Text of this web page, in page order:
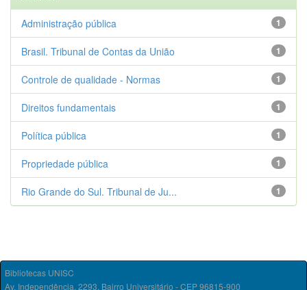
1
Administração pública
1
Brasil. Tribunal de Contas da União
1
Controle de qualidade - Normas
1
Direitos fundamentais
1
Política pública
1
Propriedade pública
1
Rio Grande do Sul. Tribunal de Ju...
Bibliotecas UNISC
Av. Independência, 2293, Bairro Universitário - CEP 96815-900